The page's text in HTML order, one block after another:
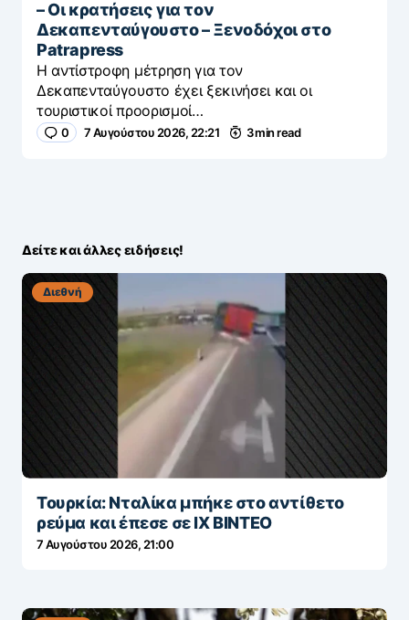
– Οι κρατήσεις για τον
Δεκαπενταύγουστο – Ξενοδόχοι στο
Patrapress
Η αντίστροφη μέτρηση για τον
Δεκαπενταύγουστο έχει ξεκινήσει και οι
τουριστικοί προορισμοί…
0 7 Αυγούστου 2026, 22:21 3 min read
Δείτε και άλλες ειδήσεις!
Διεθνή
Τουρκία: Νταλίκα μπήκε στο αντίθετο
ρεύμα και έπεσε σε ΙΧ ΒΙΝΤΕΟ
7 Αυγούστου 2026, 21:00